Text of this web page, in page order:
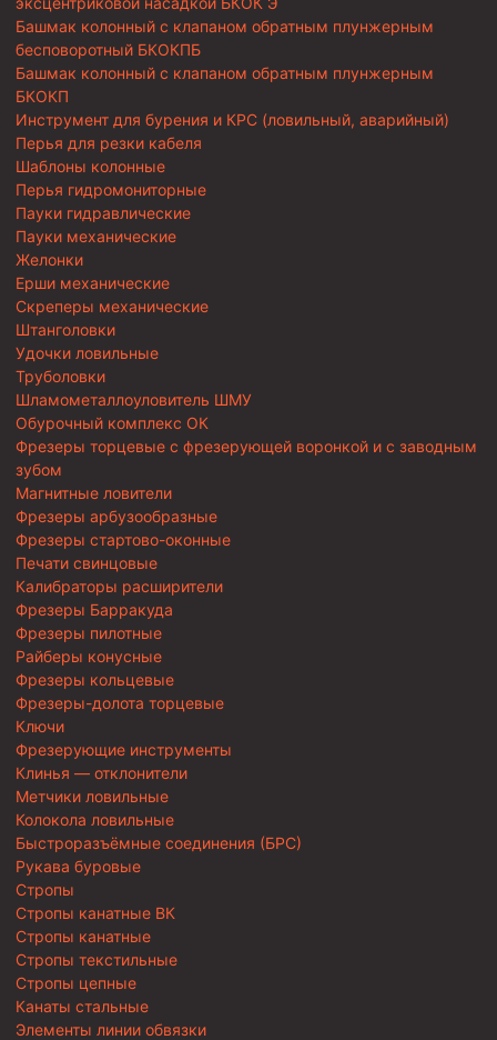
Башмак колонный с клапаном обратным плунжерным
бесповоротный БКОКПБ
Башмак колонный с клапаном обратным плунжерным
БКОКП
Инструмент для бурения и КРС (ловильный, аварийный)
Перья для резки кабеля
Шаблоны колонные
Перья гидромониторные
Пауки гидравлические
Пауки механические
Желонки
Ерши механические
Скреперы механические
Штанголовки
Удочки ловильные
Труболовки
Шламометаллоуловитель ШМУ
Обурочный комплекс ОК
Фрезеры торцевые с фрезерующей воронкой и с заводным
зубом
Магнитные ловители
Фрезеры арбузообразные
Фрезеры стартово-оконные
Печати свинцовые
Калибраторы расширители
Фрезеры Барракуда
Фрезеры пилотные
Райберы конусные
Фрезеры кольцевые
Фрезеры-долота торцевые
Ключи
Фрезерующие инструменты
Клинья — отклонители
Метчики ловильные
Колокола ловильные
Быстроразъёмные соединения (БРС)
Рукава буровые
Стропы
Стропы канатные ВК
Стропы канатные
Стропы текстильные
Стропы цепные
Канаты стальные
Элементы линии обвязки